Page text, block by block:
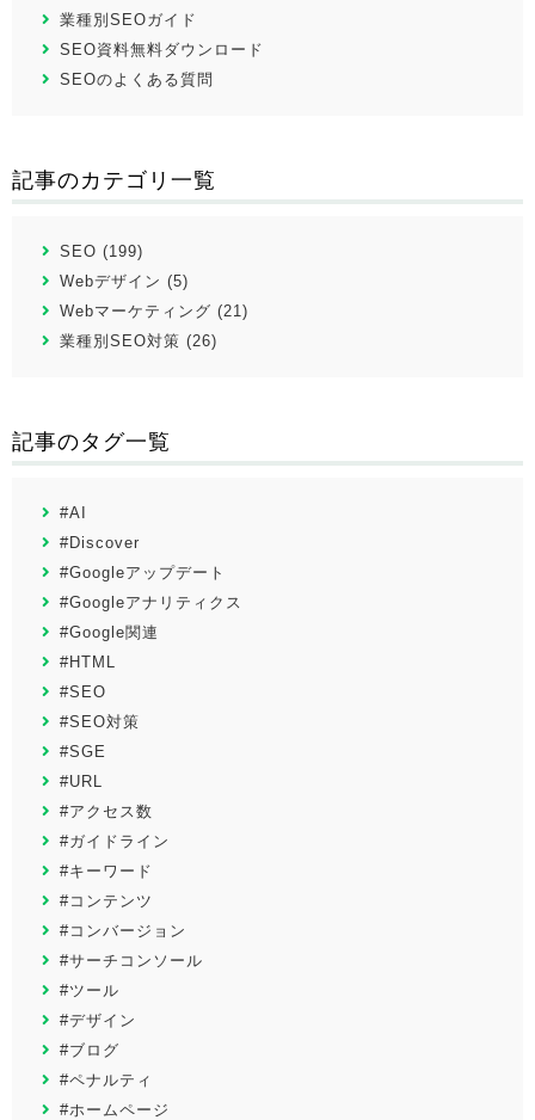
業種別SEOガイド
SEO資料無料ダウンロード
SEOのよくある質問
記事のカテゴリ一覧
SEO (199)
Webデザイン (5)
Webマーケティング (21)
業種別SEO対策 (26)
記事のタグ一覧
#AI
#Discover
#Googleアップデート
#Googleアナリティクス
#Google関連
#HTML
#SEO
#SEO対策
#SGE
#URL
#アクセス数
#ガイドライン
#キーワード
#コンテンツ
#コンバージョン
#サーチコンソール
#ツール
#デザイン
#ブログ
#ペナルティ
#ホームページ